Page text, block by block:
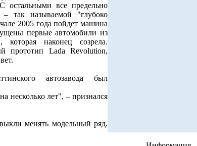
остальными все предельно
так называемой "глубоко
2005 года пойдет машина
первые автомобили из
наконец созрела.
прототип Lada Revolution,
автозавода был
несколько лет", – признался
менять модельный ряд.